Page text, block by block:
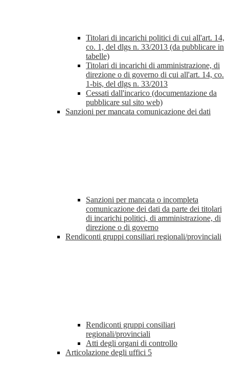
Titolari di incarichi politici di cui all'art. 14,
co. 1, del dlgs n. 33/2013 (da pubblicare in
tabelle)
Titolari di incarichi di amministrazione, di
direzione o di governo di cui all'art. 14, co.
1-bis, del dlgs n. 33/2013
Cessati dall'incarico (documentazione da
pubblicare sul sito web)
Sanzioni per mancata comunicazione dei dati
Sanzioni per mancata o incompleta
comunicazione dei dati da parte dei titolari
di incarichi politici, di amministrazione, di
direzione o di governo
Rendiconti gruppi consiliari regionali/provinciali
Rendiconti gruppi consiliari
regionali/provinciali
Atti degli organi di controllo
Articolazione degli uffici 5